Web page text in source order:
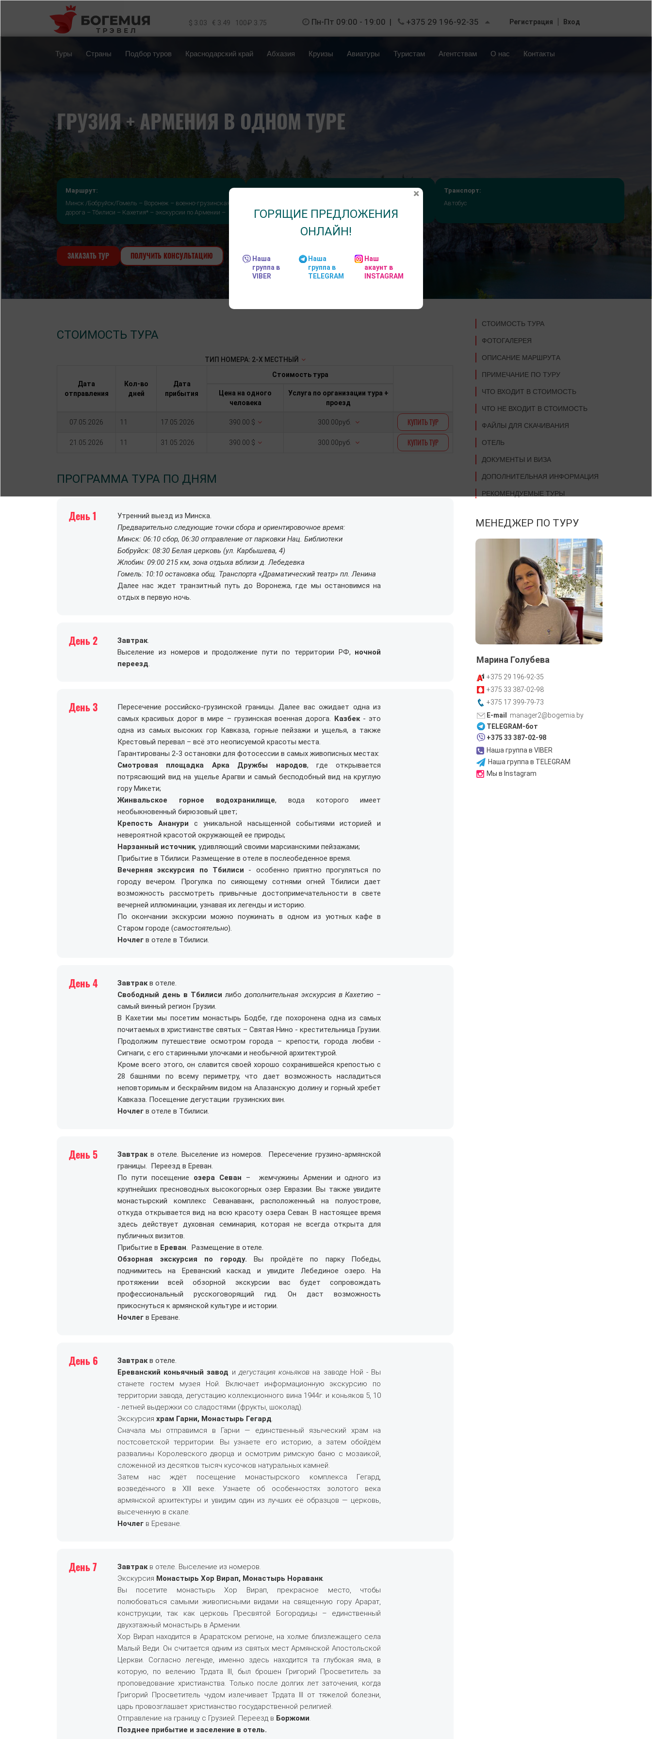
Перейти к основному содержанию
$ 3.03 € 3.49 100₽ 3.75 Пн-Пт 09:00 - 19:00 | +375 29 196-92-35 Регистрация Вход
Туры Страны Подбор туров Краснодарский край Абхазия Круизы Авиатуры Туристам Агентствам О нас Контакты
ГРУЗИЯ + АРМЕНИЯ В ОДНОМ ТУРЕ
Маршрут:
Минск /Бобруйск/Гомель – Воронеж – военно-грузинская
дорога – Тбилиси – Кахетия* – экскурсии по Армении –
Транспорт:
Автобус
ЗАКАЗАТЬ ТУР ПОЛУЧИТЬ КОНСУЛЬТАЦИЮ
СТОИМОСТЬ ТУРА
ТИП НОМЕРА: 2-Х МЕСТНЫЙ
Дата
отправления
Кол-во
дней
Дата
прибытия
Стоимость тура
Цена на одного
человека
Услуга по организации тура +
проезд
07.05.2026 11 17.05.2026 390.00 $ 300.00руб. КУПИТЬ ТУР
21.05.2026 11 31.05.2026 390.00 $ 300.00руб. КУПИТЬ ТУР
ПРОГРАММА ТУРА ПО ДНЯМ
День 1
Утренний выезд из Минска.
Предварительно следующие точки сбора и ориентировочное время:
Минск: 06:10 сбор, 06:30 отправление от парковки Нац. Библиотеки
Бобруйск: 08:30 Белая церковь (ул. Карбышева, 4)
Жлобин: 09:00 215 км, зона отдыха вблизи д. Лебедевка
Гомель: 10:10 остановка общ. Транспорта «Драматический театр» пл. Ленина
Далее нас ждет транзитный путь до Воронежа, где мы остановимся на
отдых в первую ночь.
День 2 Завтрак.
Выселение из номеров и продолжение пути по территории РФ, ночной
переезд.
День 3
Пересечение российско-грузинской границы. Далее вас ожидает одна из
самых красивых дорог в мире – грузинская военная дорога. Казбек - это
одна из самых высоких гор Кавказа, горные пейзажи и ущелья, а также
Крестовый перевал – всё это неописуемой красоты места.
Гарантированы 2-3 остановки для фотосессии в самых живописных местах:
Смотровая площадка Арка Дружбы народов, где открывается
потрясающий вид на ущелье Арагви и самый бесподобный вид на круглую
гору Микети;
Жинвальское горное водохранилище, вода которого имеет
необыкновенный бирюзовый цвет;
Крепость Ананури с уникальной насыщенной событиями историей и
невероятной красотой окружающей ее природы;
Нарзанный источник, удивляющий своими марсианскими пейзажами;
Прибытие в Тбилиси. Размещение в отеле в послеобеденное время.
Вечерняя экскурсия по Тбилиси - особенно приятно прогуляться по
городу вечером. Прогулка по сияющему сотнями огней Тбилиси дает
возможность рассмотреть привычные достопримечательности в свете
вечерней иллюминации, узнавая их легенды и историю.
По окончании экскурсии можно поужинать в одном из уютных кафе в
Старом городе (самостоятельно).
Ночлег в отеле в Тбилиси.
День 4 Завтракв отеле.
Свободный день в Тбилиси либодополнительная экскурсия в Кахетию –
самый винный регион Грузии.
В Кахетии мы посетим монастырь Бодбе, где похоронена одна из самых
почитаемых в христианстве святых – Святая Нино - крестительница Грузии.
Продолжим путешествие осмотром города – крепости, города любви -
Сигнаги, с его старинными улочками и необычной архитектурой.
Кроме всего этого, он славится своей хорошо сохранившейся крепостью с
28 башнями по всему периметру, что дает возможность насладиться
неповторимым и бескрайним видом на Алазанскую долину и горный хребет
Кавказа. Посещение дегустации грузинских вин.
Ночлег в отеле в Тбилиси.
День 5 Завтракв отеле. Выселение из номеров. Пересечение грузино-армянской
границы. Переезд в Ереван.
По пути посещение озера Севан – жемчужины Армении и одного из
крупнейших пресноводных высокогорных озер Евразии. Вы также увидите
монастырский комплекс Севанаванк, расположенный на полуострове,
откуда открывается вид на всю красоту озера Севан. В настоящее время
здесь действует духовная семинария, которая не всегда открыта для
публичных визитов.
Прибытие в Ереван. Размещение в отеле.
Обзорная экскурсия по городу. Вы пройдёте по парку Победы,
поднимитесь на Ереванский каскад и увидите Лебединое озеро. На
протяжении всей обзорной экскурсии вас будет сопровождать
профессиональный русскоговорящий гид. Он даст возможность
прикоснуться к армянской культуре и истории.
Ночлег в Ереване.
День 6 Завтракв отеле.
Ереванский коньячный завод идегустация коньяков на заводе Ной - Вы
станете гостем музея Ной. Включает информационную экскурсию по
территории завода, дегустацию коллекционного вина 1944г. и коньяков 5, 10
- летней выдержки со сладостями (фрукты, шоколад).
Экскурсия храм Гарни, Монастырь Гегард.
Сначала мы отправимся в Гарни — единственный языческий храм на
постсоветской территории. Вы узнаете его историю, а затем обойдём
развалины Королевского дворца и осмотрим римскую баню с мозаикой,
сложенной из десятков тысяч кусочков натуральных камней.
Затем нас ждёт посещение монастырского комплекса Гегард,
возведённого в XIII веке. Узнаете об особенностях золотого века
армянской архитектуры и увидим один из лучших её образцов — церковь,
высеченную в скале.
Ночлег в Ереване.
День 7 Завтрак в отеле. Выселение из номеров.
Экскурсия Монастырь Хор Вирап, Монастырь Нораванк.
Вы посетите монастырь Хор Вирап, прекрасное место, чтобы
полюбоваться самыми живописными видами на священную гору Арарат,
конструкции, так как церковь Пресвятой Богородицы – единственный
двухэтажный монастырь в Армении.
Хор Вирап находится в Араратском регионе, на холме близлежащего села
Малый Веди. Он считается одним из святых мест Армянской Апостольской
Церкви. Согласно легенде, именно здесь находится та глубокая яма, в
которую, по велению Трдата III, был брошен Григорий Просветитель за
проповедование христианства. Только после долгих лет заточения, когда
Григорий Просветитель чудом излечивает Трдата III от тяжелой болезни,
царь провозглашает христианство государственной религией.
Отправление на границу с Грузией. Переезд в Боржоми.
Позднее прибытие и заселение в отель.
СТОИМОСТЬ ТУРА
ФОТОГАЛЕРЕЯ
ОПИСАНИЕ МАРШРУТА
ПРИМЕЧАНИЕ ПО ТУРУ
ЧТО ВХОДИТ В СТОИМОСТЬ
ЧТО НЕ ВХОДИТ В СТОИМОСТЬ
ФАЙЛЫ ДЛЯ СКАЧИВАНИЯ
ОТЕЛЬ
ДОКУМЕНТЫ И ВИЗА
ДОПОЛНИТЕЛЬНАЯ ИНФОРМАЦИЯ
РЕКОМЕНДУЕМЫЕ ТУРЫ
МЕНЕДЖЕР ПО ТУРУ
Марина Голубева
+375 29 196-92-35
+375 33 387-02-98
+375 17 399-79-73
manager2@bogemia.by
TELEGRAM-бот
+375 33 387-02-98
Наша группа в VIBER
Наша группа в TELEGRAM
Мы в Instagram
ГОРЯЩИЕ ПРЕДЛОЖЕНИЯ
ОНЛАЙН!
Наша
группа в
VIBER
Наша
группа в
TELEGRAM
Наш
акаунт в
INSTAGRAM